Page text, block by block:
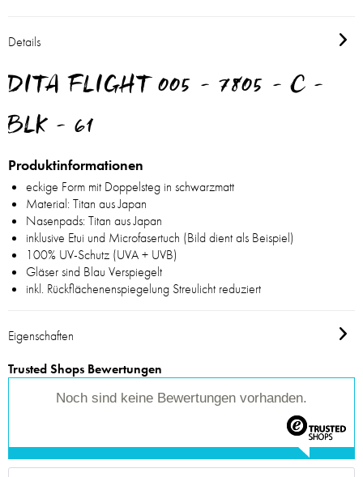
Details
DITA FLIGHT 005 - 7805 - C -
BLK - 61
Produktinformationen
eckige Form mit Doppelsteg in schwarzmatt
Material: Titan aus Japan
Nasenpads: Titan aus Japan
inklusive Etui und Microfasertuch (Bild dient als Beispiel)
100% UV-Schutz (UVA + UVB)
Gläser sind Blau Verspiegelt
inkl. Rückflächenenspiegelung Streulicht reduziert
Eigenschaften
Trusted Shops Bewertungen
Noch sind keine Bewertungen vorhanden.